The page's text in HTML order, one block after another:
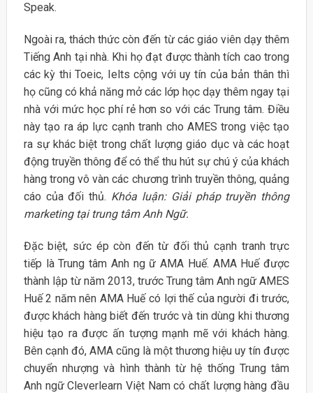
Speak.
Ngoài ra, thách thức còn đến từ các giáo viên dạy thêm
Tiếng Anh tại nhà. Khi họ đạt được thành tích cao trong
các kỳ thi Toeic, Ielts cộng với uy tín của bản thân thì
họ cũng có khả năng mở các lớp học dạy thêm ngay tại
nhà với mức học phí rẻ hơn so với các Trung tâm. Điều
này tạo ra áp lực cạnh tranh cho AMES trong việc tạo
ra sự khác biệt trong chất lượng giáo dục và các hoạt
động truyền thông để có thể thu hút sự chú ý của khách
hàng trong vô vàn các chương trình truyền thông, quảng
cáo của đối thủ. Khóa luận: Giải pháp truyền thông
marketing tại trung tâm Anh Ngữ.
Đặc biệt, sức ép còn đến từ đối thủ cạnh tranh trực
tiếp là Trung tâm Anh ng ữ AMA Huế. AMA Huế được
thành lập từ năm 2013, trước Trung tâm Anh ngữ AMES
Huế 2 năm nên AMA Huế có lợi thế của người đi trước,
được khách hàng biết đến trước và tin dùng khi thương
hiệu tạo ra được ấn tượng mạnh mẽ với khách hàng.
Bên cạnh đó, AMA cũng là một thương hiệu uy tín được
chuyển nhượng và hình thành từ hệ thống Trung tâm
Anh ngữ Cleverlearn Việt Nam có chất lượng hàng đầu